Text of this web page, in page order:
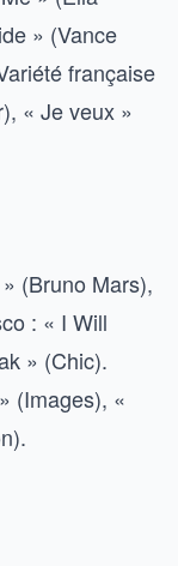
» (Vance
française
« Je veux »
(Bruno Mars),
: « I Will
» (Chic).
(Images), «